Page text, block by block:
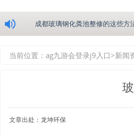
成都玻璃钢化粪池整修的这些方
四川玻璃钢化粪池逐渐取代传
关于重庆玻璃钢化粪池的这些基
当前位置： ag九游会登录j9入口>新闻
文章出处：龙坤环保